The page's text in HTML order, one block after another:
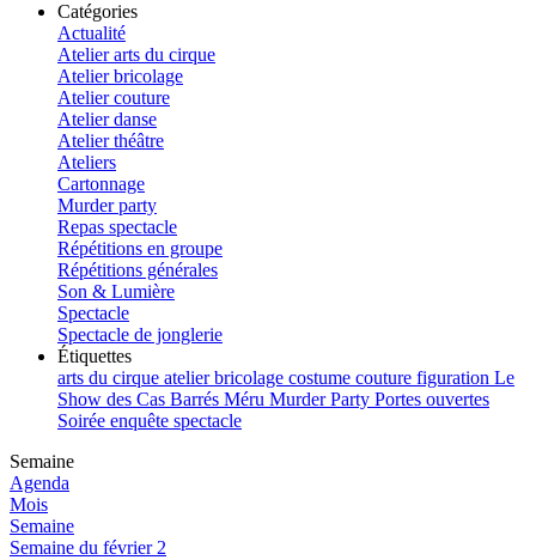
Catégories
Actualité
Atelier arts du cirque
Atelier bricolage
Atelier couture
Atelier danse
Atelier théâtre
Ateliers
Cartonnage
Murder party
Repas spectacle
Répétitions en groupe
Répétitions générales
Son & Lumière
Spectacle
Spectacle de jonglerie
Étiquettes
arts du cirque atelierbricolage costume couture figuration Le
Show des Cas Barrés Méru Murder Party Portes ouvertes
Soirée enquête spectacle
Semaine
Agenda
Mois
Semaine
Semaine du février 2